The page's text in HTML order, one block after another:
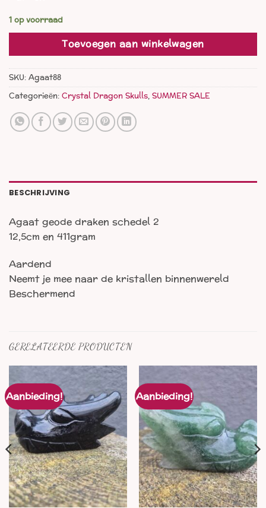
1 op voorraad
Toevoegen aan winkelwagen
SKU:Agaat88
Categorieën:Crystal Dragon Skulls,SUMMER SALE
BESCHRIJVING
Agaat geode draken schedel 2
12,5cm en 411gram
Aardend
Neemt je mee naar de kristallen binnenwereld
Beschermend
GERELATEERDE PRODUCTEN
Aanbieding! Aanbieding!